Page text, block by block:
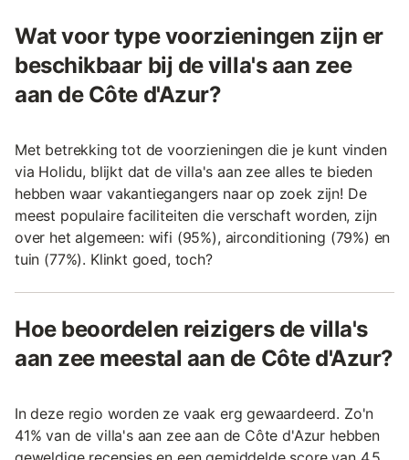
Wat voor type voorzieningen zijn er
beschikbaar bij de villa's aan zee
aan de Côte d'Azur?
Met betrekking tot de voorzieningen die je kunt vinden
via Holidu, blijkt dat de villa's aan zee alles te bieden
hebben waar vakantiegangers naar op zoek zijn! De
meest populaire faciliteiten die verschaft worden, zijn
over het algemeen: wifi (95%), airconditioning (79%) en
tuin (77%). Klinkt goed, toch?
Hoe beoordelen reizigers de villa's
aan zee meestal aan de Côte d'Azur?
In deze regio worden ze vaak erg gewaardeerd. Zo'n
41% van de villa's aan zee aan de Côte d'Azur hebben